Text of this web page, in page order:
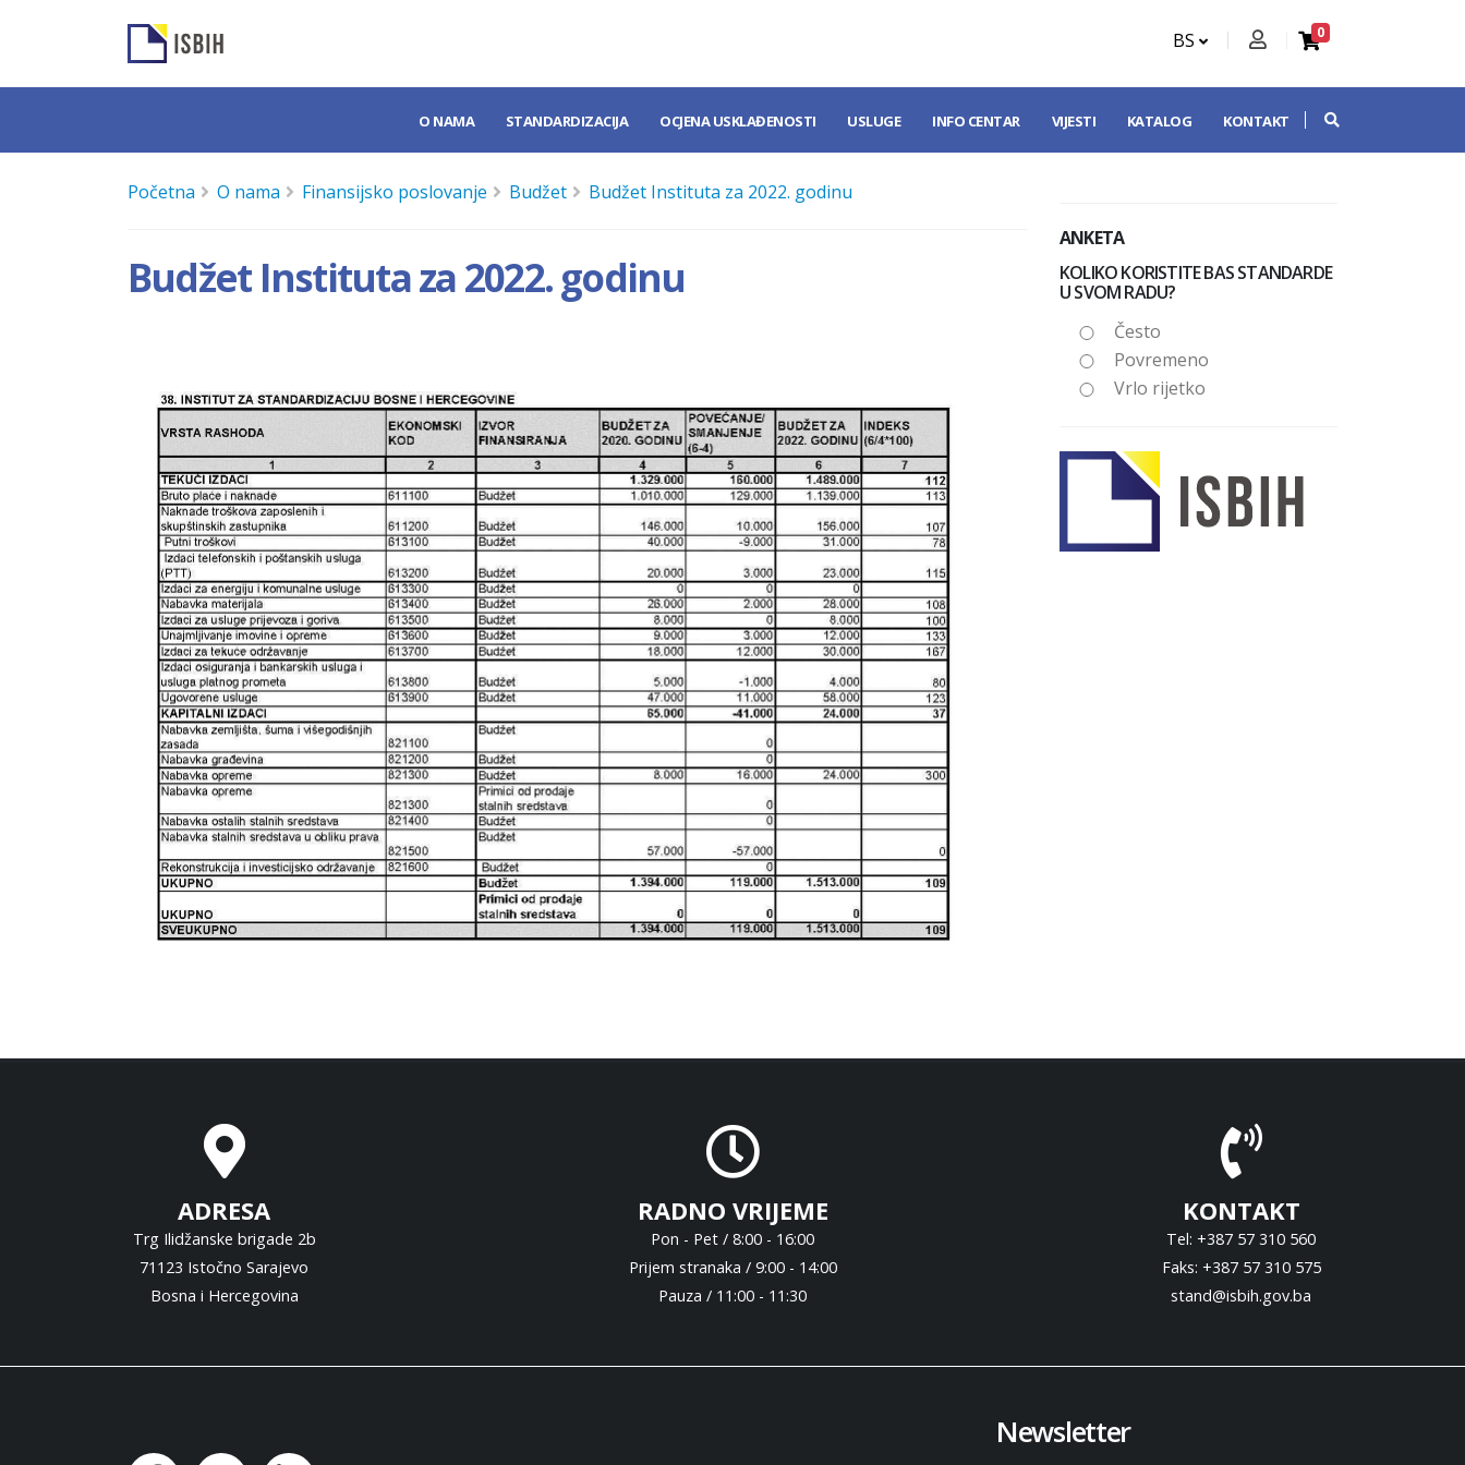
BS 0
O NAMA STANDARDIZACIJA OCJENA USKLAĐENOSTI USLUGE INFO CENTAR VIJESTI KATALOG KONTAKT
Početna O nama Finansijsko poslovanje Budžet Budžet Instituta za 2022. godinu
Budžet Instituta za 2022. godinu
ANKETA
KOLIKO KORISTITE BAS STANDARDE
U SVOM RADU?
Često
Povremeno
Vrlo rijetko
ADRESA
Trg Ilidžanske brigade 2b
71123 Istočno Sarajevo
Bosna i Hercegovina
RADNO VRIJEME
Pon - Pet / 8:00 - 16:00
Prijem stranaka / 9:00 - 14:00
Pauza / 11:00 - 11:30
KONTAKT
Tel: +387 57 310 560
Faks: +387 57 310 575
stand@isbih.gov.ba
Newsletter